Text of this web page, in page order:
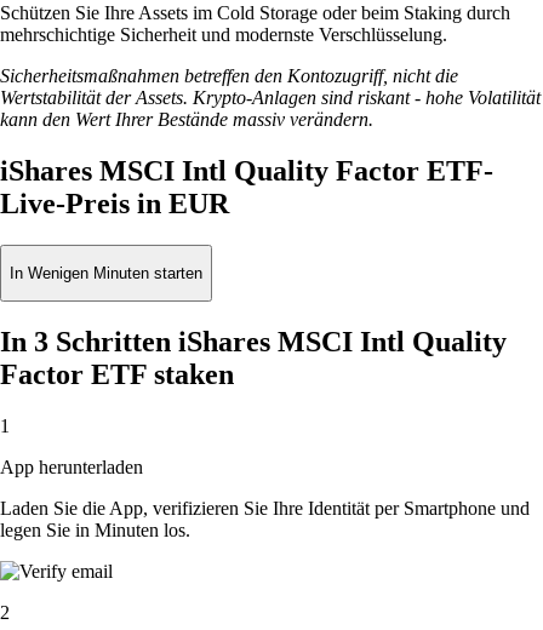
Schützen Sie Ihre Assets im Cold Storage oder beim Staking durch
mehrschichtige Sicherheit und modernste Verschlüsselung.
Sicherheitsmaßnahmen betreffen den Kontozugriff, nicht die
Wertstabilität der Assets. Krypto-Anlagen sind riskant - hohe Volatilität
kann den Wert Ihrer Bestände massiv verändern.
iShares MSCI Intl Quality Factor ETF-
Live-Preis in EUR
In Wenigen Minuten starten
In 3 Schritten iShares MSCI Intl Quality
Factor ETF staken
1
App herunterladen
Laden Sie die App, verifizieren Sie Ihre Identität per Smartphone und
legen Sie in Minuten los.
2